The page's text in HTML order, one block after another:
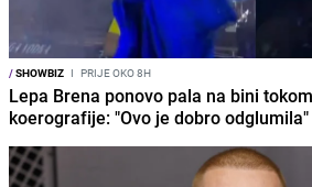
/SHOWBIZ I PRIJE OKO 8H
Lepa Brena ponovo pala na bini
koerografije: "Ovo je dobro odglumila"